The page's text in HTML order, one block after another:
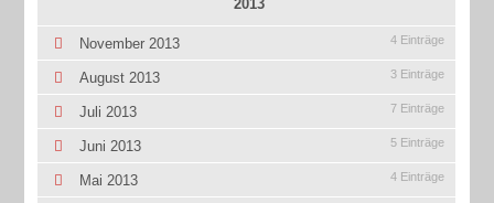
2013
November 2013 4 Einträge
August 2013 3 Einträge
Juli 2013 7 Einträge
Juni 2013 5 Einträge
Mai 2013 4 Einträge